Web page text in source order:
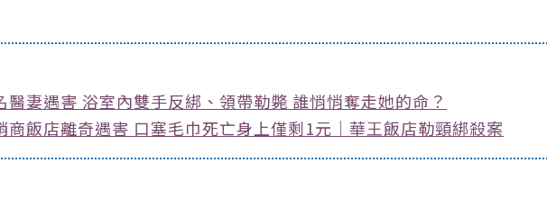
醫妻遇害 浴室內雙手反綁、領帶勒斃 誰悄悄奪走她的命？
商飯店離奇遇害 口塞毛巾死亡身上僅剩1元｜華王飯店勒頸綁殺案